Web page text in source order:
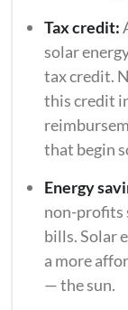
Tax credit:
solar
tax credit.
this credit
that begin
Energy
non-profits
bills. Solar
a more
— the sun.